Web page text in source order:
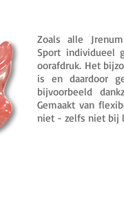
Zoals alle
Sport individueel
oorafdruk. Het
is en daardoor
bijvoorbeeld
Gemaakt van
niet - zelfs niet bij